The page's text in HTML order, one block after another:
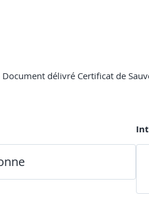
délivré Certificat de